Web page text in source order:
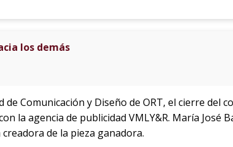
los demás
Comunicación y Diseño de ORT, el cierre del
la agencia de publicidad VMLY&R. María José
de la pieza ganadora.